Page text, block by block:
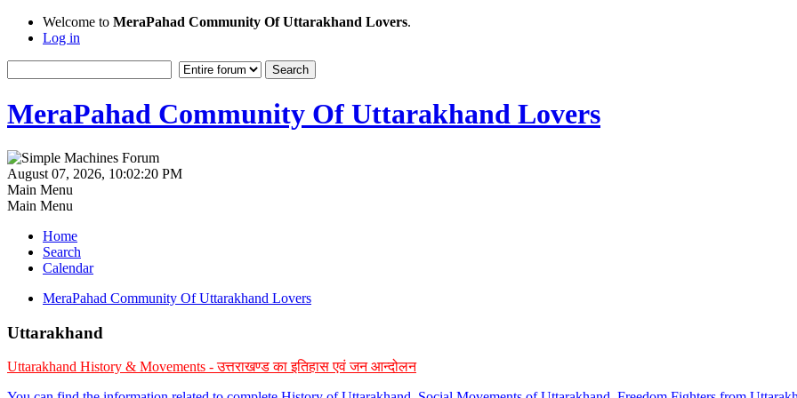
Welcome to MeraPahad Community Of Uttarakhand Lovers.
Log in
MeraPahad Community Of Uttarakhand Lovers
August 07, 2026, 10:02:20 PM
Main Menu
Main Menu
Home
Search
Calendar
MeraPahad Community Of Uttarakhand Lovers
Uttarakhand
Uttarakhand History & Movements - उत्तराखण्ड का इतिहास एवं जन आन्दोलन